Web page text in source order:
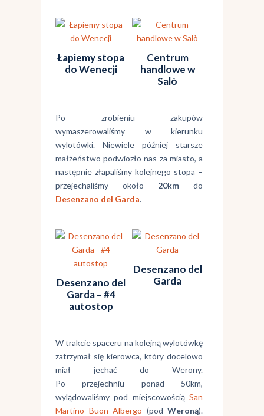
Łapiemy stopa
do Wenecji
Centrum
handlowe w
Salò
Po zrobieniu zakupów
wymaszerowaliśmy w kierunku
wylotówki. Niewiele później starsze
małżeństwo podwiozło nas za miasto, a
następnie złapaliśmy kolejnego stopa –
przejechaliśmy około 20km do
Desenzano del Garda.
Desenzano del
Garda – #4
autostop
Desenzano del
Garda
W trakcie spaceru na kolejną wylotówkę
zatrzymał się kierowca, który docelowo
miał jechać do Werony.
Po przejechniu ponad 50km,
wylądowaliśmy pod miejscowością San
Martino Buon Albergo (pod Weroną).